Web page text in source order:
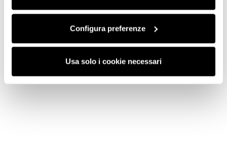
funzionamento del sito.
Configura preferenze
Usa solo i cookie necessari